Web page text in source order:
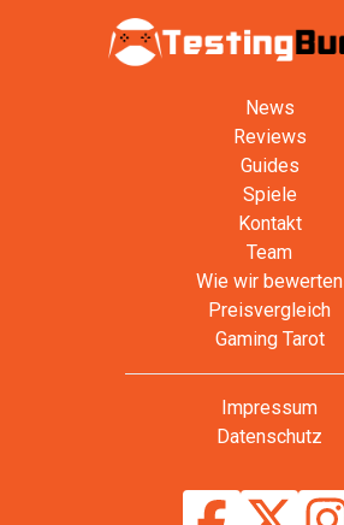
News
Reviews
Guides
Spiele
Kontakt
Team
Wie wir bewerten
Preisvergleich
Gaming Tarot
Impressum
Datenschutz